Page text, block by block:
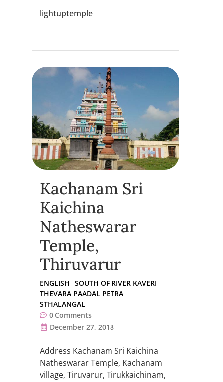
lightuptemple
Kachanam Sri
Kaichina
Natheswarar
Temple,
Thiruvarur
ENGLISH SOUTH OF RIVER KAVERI
THEVARA PAADAL PETRA
STHALANGAL
0 Comments
December 27, 2018
Address Kachanam Sri Kaichina
Natheswarar Temple, Kachanam
village, Tiruvarur, Tirukkaichinam,